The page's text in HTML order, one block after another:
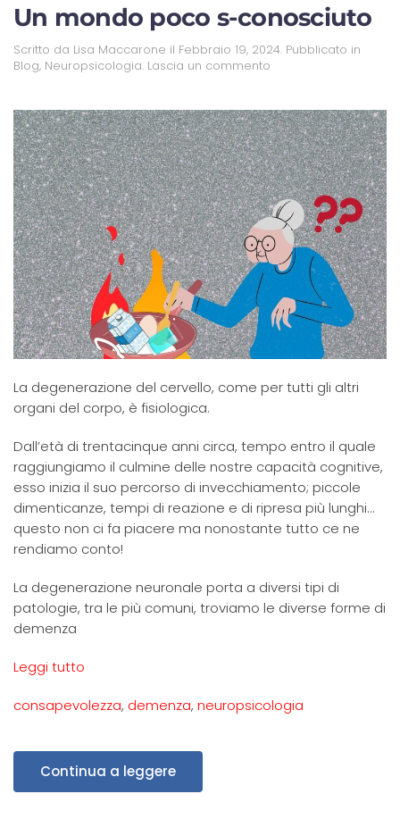
Un mondo poco s-conosciuto
Scritto da Lisa Maccarone il Febbraio 19, 2024. Pubblicato in
Blog, Neuropsicologia. Lascia un commento
La degenerazione del cervello, come per tutti gli altri
organi del corpo, è fisiologica.
Dall’età di trentacinque anni circa, tempo entro il quale
raggiungiamo il culmine delle nostre capacità cognitive,
esso inizia il suo percorso di invecchiamento; piccole
dimenticanze, tempi di reazione e di ripresa più lunghi…
questo non ci fa piacere ma nonostante tutto ce ne
rendiamo conto!
La degenerazione neuronale porta a diversi tipi di
patologie, tra le più comuni, troviamo le diverse forme di
demenza
Leggi tutto
cognitivo
forme
di
demenza
consapevolezza, demenza, neuropsicologia
Continua a leggere